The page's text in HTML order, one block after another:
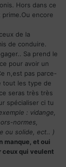
Hors dans ce
encore
de la
de conduire.
Sa prend le
pour avoir un
n,est pas parce-
tout les type de
seras très très
spécialiser ci tu
: vidange,
normes,
ou solide, ect.. )
manque, et oui
ceux qui veulent